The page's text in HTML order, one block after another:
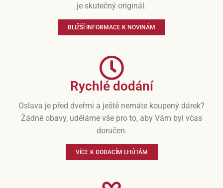
je skutečný originál.
BLIŽŠÍ INFORMACE K NOVINÁM
Rychlé dodání
Oslava je před dveřmi a ještě nemáte koupený dárek?
Žádné obavy, uděláme vše pro to, aby Vám byl včas
doručen.
VÍCE K DODACÍM LHŮTÁM